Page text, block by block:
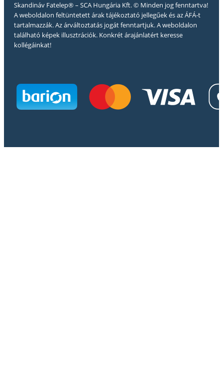
Skandináv Fatelep® – SCA Hungária Kft. © Minden jog fenntartva!
A weboldalon feltüntetett árak tájékoztató jellegűek és az ÁFÁ-t
tartalmazzák. Az árváltoztatás jogát fenntartjuk. A weboldalon
található képek illusztrációk. Konkrét árajánlatért keresse
kollégáinkat!